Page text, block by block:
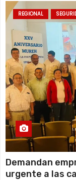
REGIONAL
Demandan
urgente a las